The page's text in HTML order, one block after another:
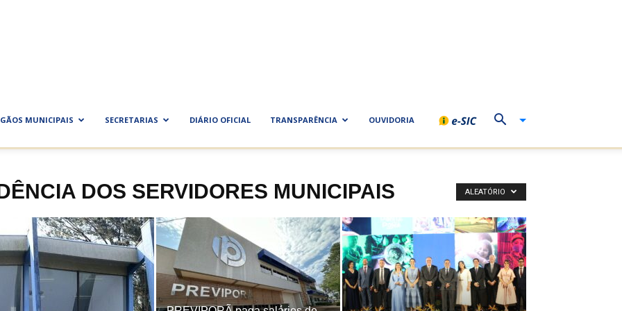
MUNICIPAIS SECRETARIAS DIÁRIO OFICIAL TRANSPARÊNCIA OUVIDORIA
DOS SERVIDORES MUNICIPAIS ALEATÓRIO